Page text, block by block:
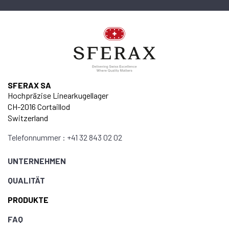
SU.911.03047
INNENDURCHMESSER D
AUSSENDURCHMESSER D
SFERAX SA
Hochpräzise Linearkugellager
CH-2016 Cortaillod
Switzerland
Telefonnummer : +41 32 843 02 02
UNTERNEHMEN
QUALITÄT
PRODUKTE
FAQ